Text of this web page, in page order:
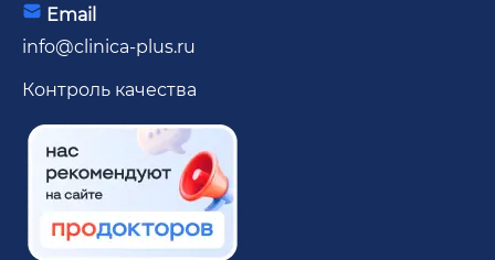
Email
info@clinica-plus.ru
Контроль качества